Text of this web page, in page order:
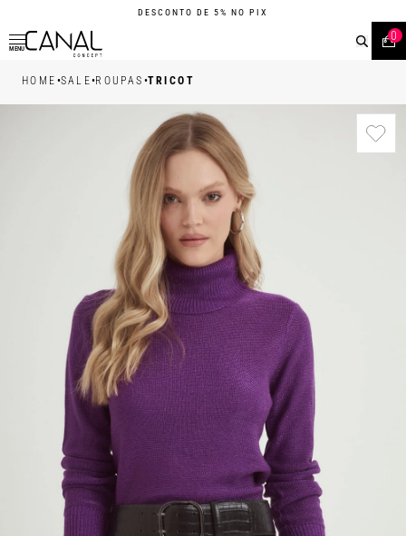
DESCONTO DE 5% NO PIX
MENU
0
HOME •SALE•ROUPAS •TRICOT